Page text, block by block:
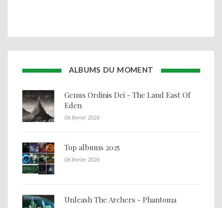
ALBUMS DU MOMENT
Genus Ordinis Dei - The Land East Of
Eden
06 février 2026
Top albums 2025
06 février 2026
Unleash The Archers - Phantoma